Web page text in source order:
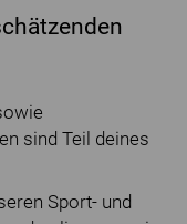
sind Teil deines
Sport- und